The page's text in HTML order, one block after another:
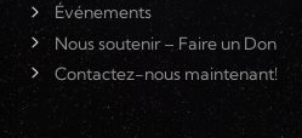
Événements
Nous soutenir – Faire un Don
Contactez-nous maintenant!